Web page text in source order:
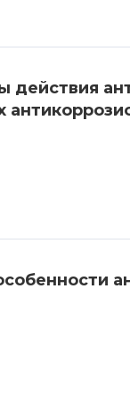
действия